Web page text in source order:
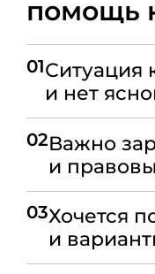
помощь
01Ситуация
и нет
02Важно
и
03Хочется
и